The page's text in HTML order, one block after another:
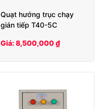
Quạt hướng trục chạy
gián tiếp T40-5C
Giá: 8,500,000 ₫